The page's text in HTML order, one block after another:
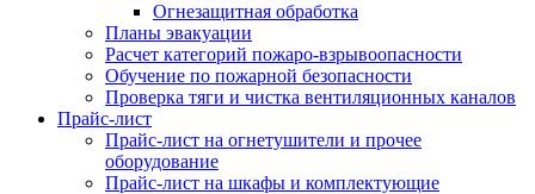
Огнезащитная обработка
Планы эвакуации
Расчет категорий пожаро-взрывоопасности
Обучение по пожарной безопасности
Проверка тяги и чистка вентиляционных каналов
Прайс-лист
Прайс-лист на огнетушители и прочее
оборудование
Прайс-лист на шкафы и комплектующие